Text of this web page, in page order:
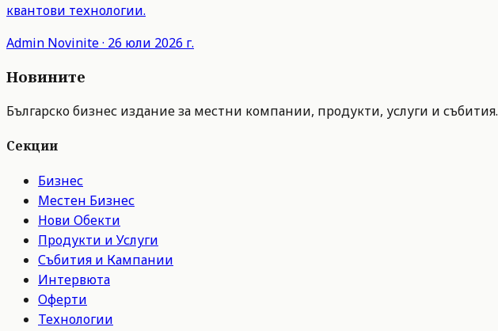
квантови технологии.
Admin Novinite· 26 юли 2026 г.
Новините
Българско бизнес издание за местни компании, продукти, услуги и събития.
Секции
Бизнес
Местен Бизнес
Нови Обекти
Продукти и Услуги
Събития и Кампании
Интервюта
Оферти
Технологии